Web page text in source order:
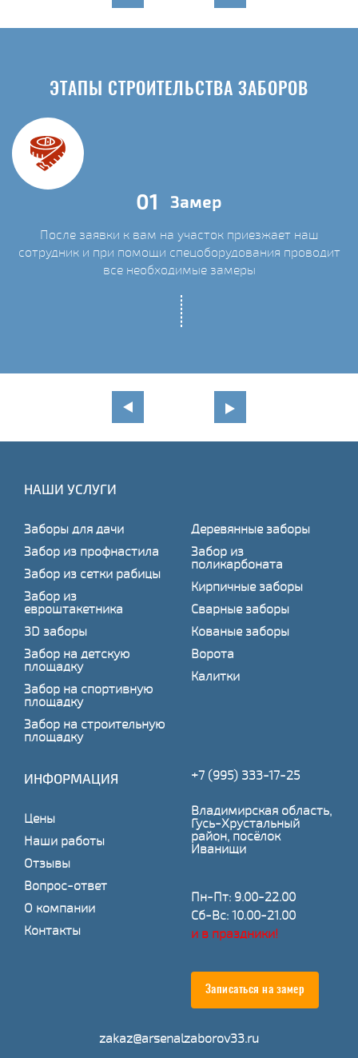
ЭТАПЫ СТРОИТЕЛЬСТВА ЗАБОРОВ
01 Замер
После заявки к вам на участок приезжает наш
сотрудник и при помощи спецоборудования проводит
все необходимые замеры
НАШИ УСЛУГИ
Заборы для дачи
Забор из профнастила
Забор из сетки рабицы
Забор из
евроштакетника
3D заборы
Забор на детскую
площадку
Забор на спортивную
площадку
Забор на строительную
площадку
Деревянные заборы
Забор из
поликарбоната
Кирпичные заборы
Сварные заборы
Кованые заборы
Ворота
Калитки
ИНФОРМАЦИЯ
Цены
Наши работы
Отзывы
Вопрос-ответ
О компании
Контакты
+7 (995) 333-17-25
Владимирская область,
Гусь-Хрустальный
район, посёлок
Иванищи
Пн-Пт: 9.00-22.00
Сб-Вс: 10.00-21.00
и в праздники!
Записаться на замер
zakaz@arsenalzaborov33.ru